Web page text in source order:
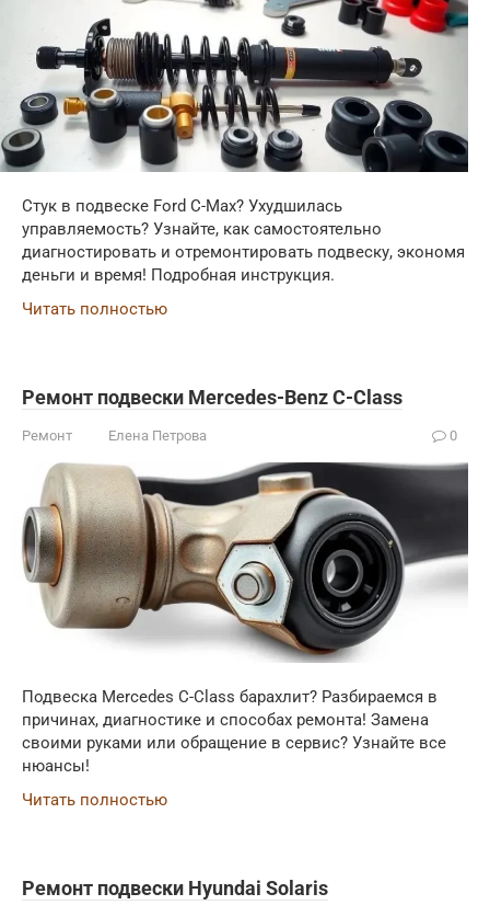
Стук в подвеске Ford C-Max? Ухудшилась
управляемость? Узнайте, как самостоятельно
диагностировать и отремонтировать подвеску, экономя
деньги и время! Подробная инструкция.
Читать полностью
Ремонт подвески Mercedes-Benz C-Class
Ремонт Елена Петрова 0
Подвеска Mercedes C-Class барахлит? Разбираемся в
причинах, диагностике и способах ремонта! Замена
своими руками или обращение в сервис? Узнайте все
нюансы!
Читать полностью
Ремонт подвески Hyundai Solaris